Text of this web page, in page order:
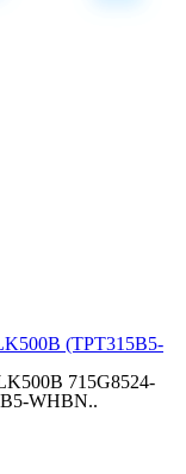
(TPT315B5-
715G8524-
WHBN..